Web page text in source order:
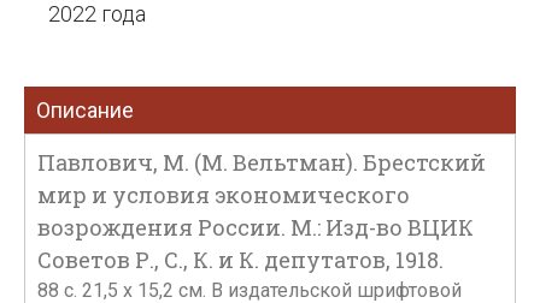
2022 года
Описание
Павлович, М. (М. Вельтман). Брестский
мир и условия экономического
возрождения России. М.: Изд-во ВЦИК
Советов Р., С., К. и К. депутатов, 1918.
88 с. 21,5 х 15,2 см. В издательской шрифтовой